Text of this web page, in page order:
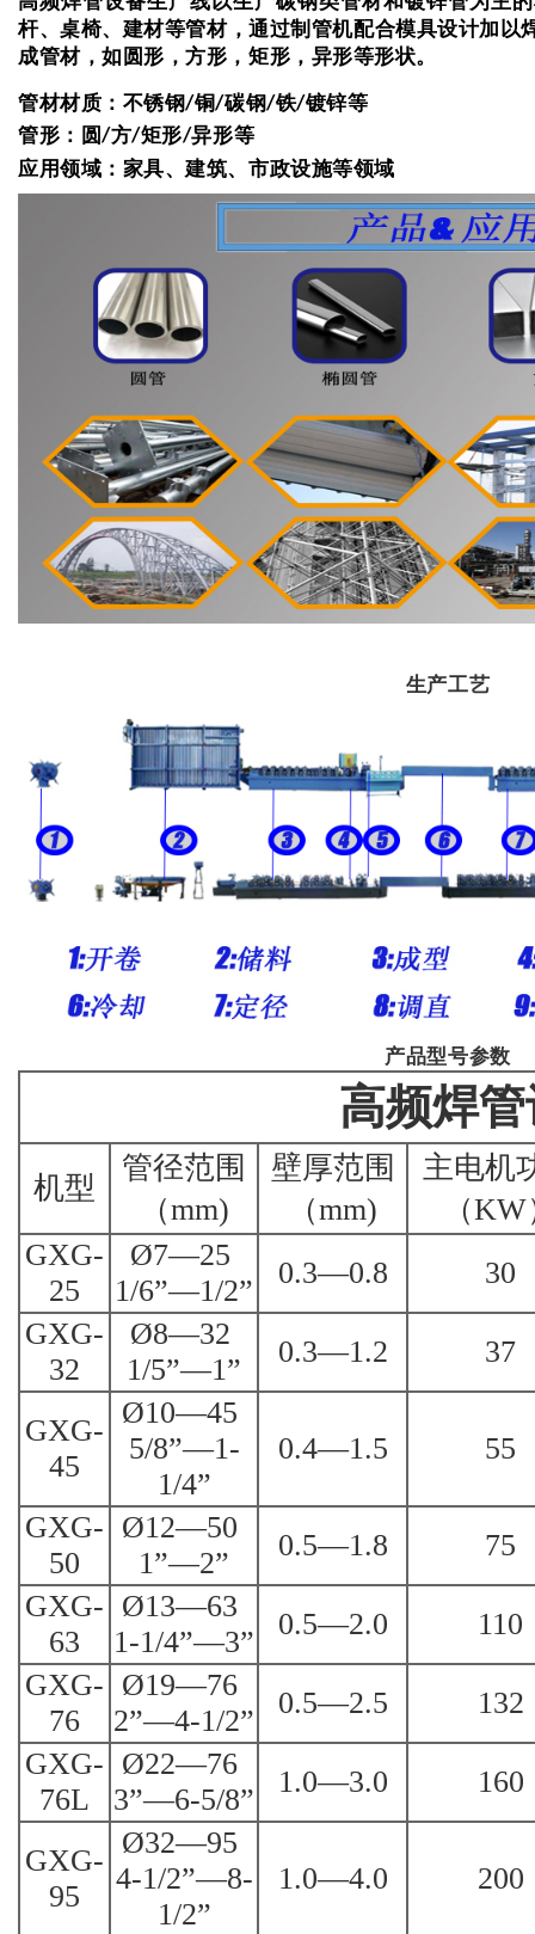
杆、桌椅、建材等管材，通过制管机配合模具设计加以
成管材，如圆形，方形，矩形，异形等形状。
管材材质： 不锈钢/铜/碳钢/铁/镀锌等
管形： 圆/方/矩形/异形等
应用领域： 家具、建筑、市政设施等领域
生产工艺
产品型号参数
高频焊
机型
管径范围
（mm)
壁厚范围
（mm)
主电机
（
GXG-
25
Ø7—25
1/6”—1/2”
0.3—0.8
30
GXG-
32
Ø8—32
1/5”—1”
0.3—1.2 37
GXG-
45
Ø10—45
5/8”—1-
1/4”
0.4—1.5 55
GXG-
50
Ø12—50
1”—2”
0.5—1.8
75
GXG-
63
Ø13—63
1-1/4”—3”
0.5—2.0
110
GXG-
76
Ø19—76
2”—4-1/2”
0.5—2.5
132
GXG-
76L
Ø22—76
3”—6-5/8”
1.0—3.0 160
GXG-
95
Ø32—95
4-1/2”—8-
1/2”
1.0—4.0 200